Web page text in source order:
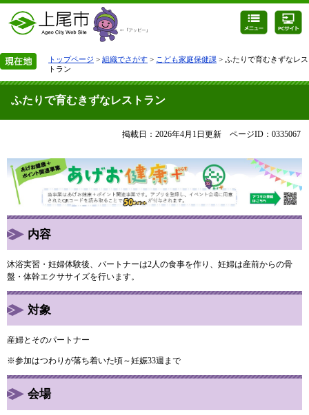
トップページ > 組織でさがす > こども家庭保健課 > ふたりで育むきずなレス
トラン
ふたりで育むきずなレストラン
掲載日：2026年4月1日更新 ページID：0335067
内容
沐浴実習・妊婦体験後、パートナーは2人の食事を作り、妊婦は産前からの骨
盤・体幹エクササイズを行います。
対象
産婦とそのパートナー
※参加はつわりが落ち着いた頃～妊娠33週まで
会場